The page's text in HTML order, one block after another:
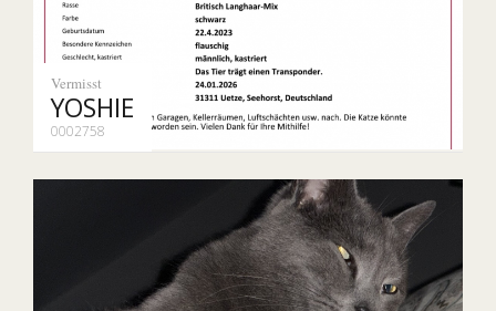
Vermisst
YOSHIE
0002758